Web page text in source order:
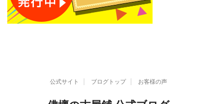
公式サイト ブログトップ お客様の声